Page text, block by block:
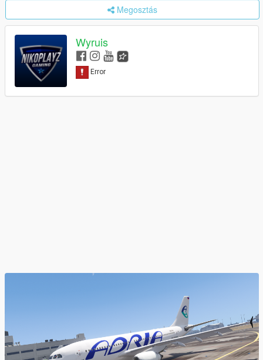
Megosztás
Wyruis